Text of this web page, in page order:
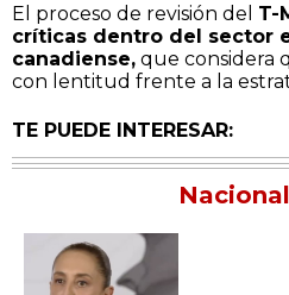
El proceso de revisión del T-
críticas dentro del sector
canadiense, que considera
con lentitud frente a la
TE PUEDE INTERESAR:
Nacional